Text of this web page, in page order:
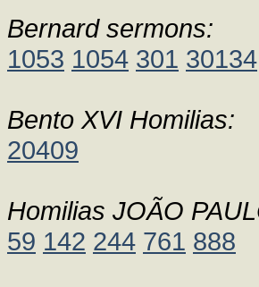
Bernard sermons:
1053 1054 301 30134
Bento XVI Homilias:
20409
Homilias JOÃO
59 142 244 761 888